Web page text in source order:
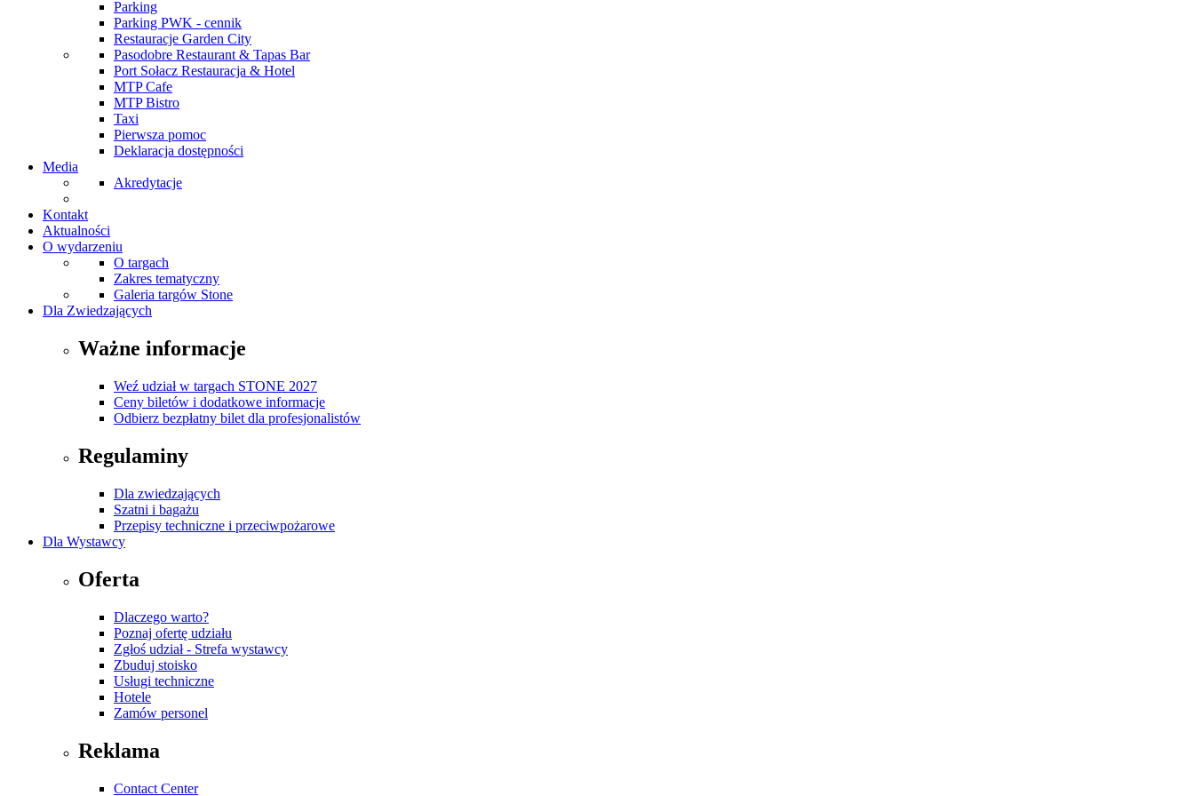
Parking
Parking PWK - cennik
Restauracje Garden City
Pasodobre Restaurant & Tapas Bar
Port Sołacz Restauracja & Hotel
MTP Cafe
MTP Bistro
Taxi
Pierwsza pomoc
Deklaracja dostępności
Media
Akredytacje
Kontakt
Aktualności
O wydarzeniu
O targach
Zakres tematyczny
Galeria targów Stone
Dla Zwiedzających
Ważne informacje
Weź udział w targach STONE 2027
Ceny biletów i dodatkowe informacje
Odbierz bezpłatny bilet dla profesjonalistów
Regulaminy
Dla zwiedzających
Szatni i bagażu
Przepisy techniczne i przeciwpożarowe
Dla Wystawcy
Oferta
Dlaczego warto?
Poznaj ofertę udziału
Zgłoś udział - Strefa wystawcy
Zbuduj stoisko
Usługi techniczne
Hotele
Zamów personel
Reklama
Contact Center